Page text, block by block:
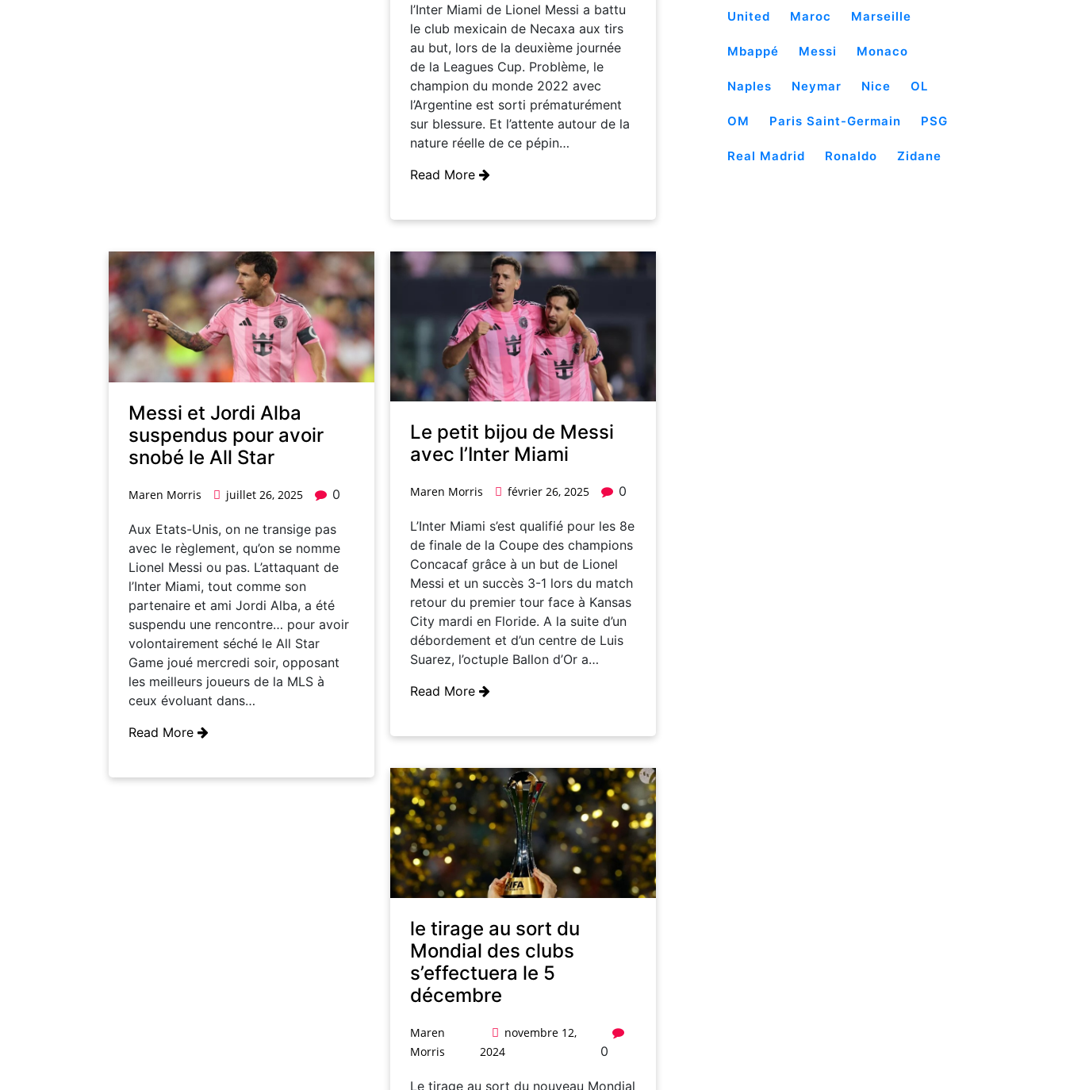
l’Inter Miami de Lionel Messi a battu
le club mexicain de Necaxa aux tirs
au but, lors de la deuxième journée
de la Leagues Cup. Problème, le
champion du monde 2022 avec
l’Argentine est sorti prématurément
sur blessure. Et l’attente autour de la
nature réelle de ce pépin…
Read More
Messi et Jordi Alba
suspendus pour avoir
snobé le All Star
Maren Morris juillet 26, 2025 0
Aux Etats-Unis, on ne transige pas
avec le règlement, qu’on se nomme
Lionel Messi ou pas. L’attaquant de
l’Inter Miami, tout comme son
partenaire et ami Jordi Alba, a été
suspendu une rencontre… pour avoir
volontairement séché le All Star
Game joué mercredi soir, opposant
les meilleurs joueurs de la MLS à
ceux évoluant dans…
Read More
Le petit bijou de Messi
avec l’Inter Miami
Maren Morris février 26, 2025 0
L’Inter Miami s’est qualifié pour les 8e
de finale de la Coupe des champions
Concacaf grâce à un but de Lionel
Messi et un succès 3-1 lors du match
retour du premier tour face à Kansas
City mardi en Floride. A la suite d’un
débordement et d’un centre de Luis
Suarez, l’octuple Ballon d’Or a…
Read More
le tirage au sort du
Mondial des clubs
s’effectuera le 5
décembre
Maren
Morris
novembre 12,
2024
0
Le tirage au sort du nouveau Mondial
United Maroc Marseille
Mbappé Messi Monaco
Naples Neymar Nice OL
OM Paris Saint-Germain PSG
Real Madrid Ronaldo Zidane